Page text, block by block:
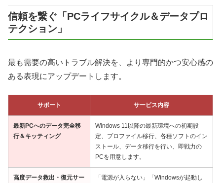
信頼を繋ぐ「PCライフサイクル＆データプロ
テクション」
最も需要の高いトラブル解決を、より専門的かつ安心感の
ある表現にアップデートします。
サポート サービス内容
最新PCへのデータ完全移
行＆キッティング
Windows 11以降の最新環境への初期設
定、プロファイル移行、各種ソフトのイン
ストール、データ移行を行い、即戦力の
PCを用意します。
高度データ救出・復元サー
「電源が入らない」「Windowsが起動し